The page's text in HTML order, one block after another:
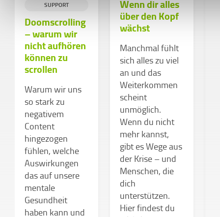
SUPPORT
Doomscrolling
– warum wir
nicht aufhören
können zu
scrollen
Warum wir uns
so stark zu
negativem
Content
hingezogen
fühlen, welche
Auswirkungen
das auf unsere
mentale
Gesundheit
haben kann und
Wenn dir alles
über den Kopf
wächst
Manchmal fühlt
sich alles zu viel
an und das
Weiterkommen
scheint
unmöglich.
Wenn du nicht
mehr kannst,
gibt es Wege aus
der Krise – und
Menschen, die
dich
unterstützen.
Hier findest du